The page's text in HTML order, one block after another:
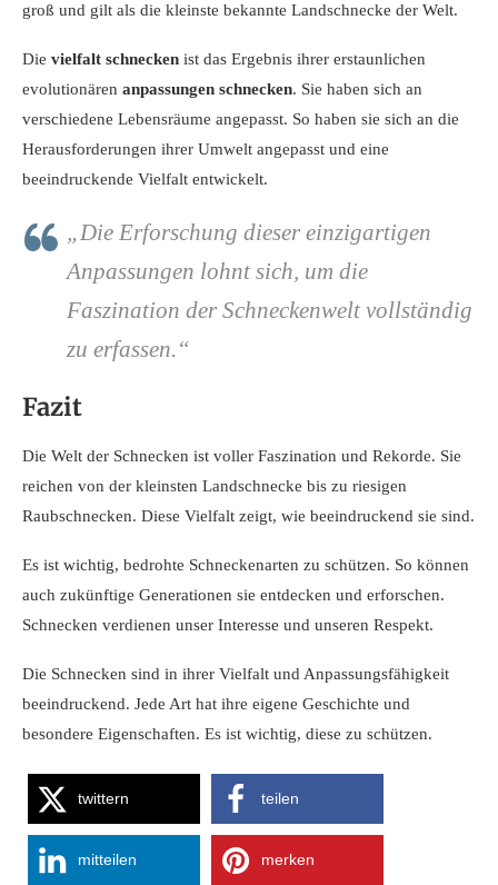
groß und gilt als die kleinste bekannte Landschnecke der Welt.
Die vielfalt schnecken ist das Ergebnis ihrer erstaunlichen
evolutionären anpassungen schnecken. Sie haben sich an
verschiedene Lebensräume angepasst. So haben sie sich an die
Herausforderungen ihrer Umwelt angepasst und eine
beeindruckende Vielfalt entwickelt.
„Die Erforschung dieser einzigartigen
Anpassungen lohnt sich, um die
Faszination der Schneckenwelt vollständig
zu erfassen.“
Fazit
Die Welt der Schnecken ist voller Faszination und Rekorde. Sie
reichen von der kleinsten Landschnecke bis zu riesigen
Raubschnecken. Diese Vielfalt zeigt, wie beeindruckend sie sind.
Es ist wichtig, bedrohte Schneckenarten zu schützen. So können
auch zukünftige Generationen sie entdecken und erforschen.
Schnecken verdienen unser Interesse und unseren Respekt.
Die Schnecken sind in ihrer Vielfalt und Anpassungsfähigkeit
beeindruckend. Jede Art hat ihre eigene Geschichte und
besondere Eigenschaften. Es ist wichtig, diese zu schützen.
twittern teilen
mitteilen merken